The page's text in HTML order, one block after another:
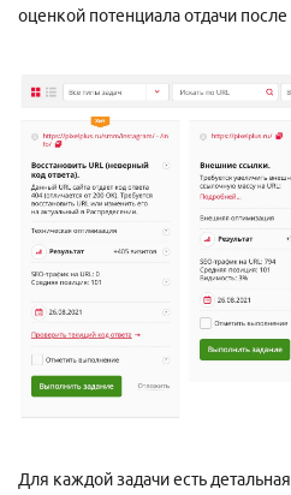
оценкой потенциала отдачи
Для каждой задачи есть